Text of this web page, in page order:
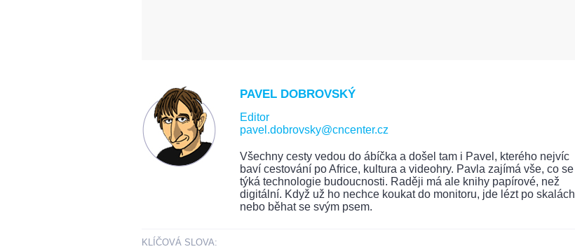
PAVEL DOBROVSKÝ
Editor
pavel.dobrovsky@cncenter.cz
Všechny cesty vedou do ábíčka a došel tam i Pavel, kterého nejvíc
baví cestování po Africe, kultura a videohry. Pavla zajímá vše, co se
týká technologie budoucnosti. Raději má ale knihy papírové, než
digitální. Když už ho nechce koukat do monitoru, jde lézt po skalách
nebo běhat se svým psem.
KLÍČOVÁ SLOVA: